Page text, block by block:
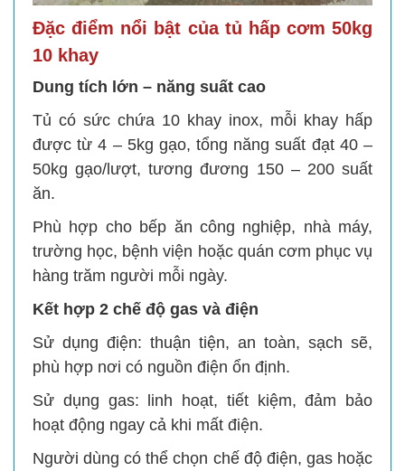
Đặc điểm nổi bật của tủ hấp cơm 50kg
10 khay
Dung tích lớn – năng suất cao
Tủ có sức chứa 10 khay inox, mỗi khay hấp
được từ 4 – 5kg gạo, tổng năng suất đạt 40 –
50kg gạo/lượt, tương đương 150 – 200 suất
ăn.
Phù hợp cho bếp ăn công nghiệp, nhà máy,
trường học, bệnh viện hoặc quán cơm phục vụ
hàng trăm người mỗi ngày.
Kết hợp 2 chế độ gas và điện
Sử dụng điện: thuận tiện, an toàn, sạch sẽ,
phù hợp nơi có nguồn điện ổn định.
Sử dụng gas: linh hoạt, tiết kiệm, đảm bảo
hoạt động ngay cả khi mất điện.
Người dùng có thể chọn chế độ điện, gas hoặc